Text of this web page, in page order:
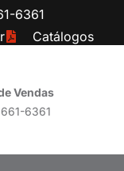
6361
Catálogos
Vendas
6361